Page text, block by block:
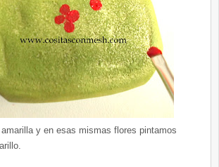
y en esas mismas flores pintamos